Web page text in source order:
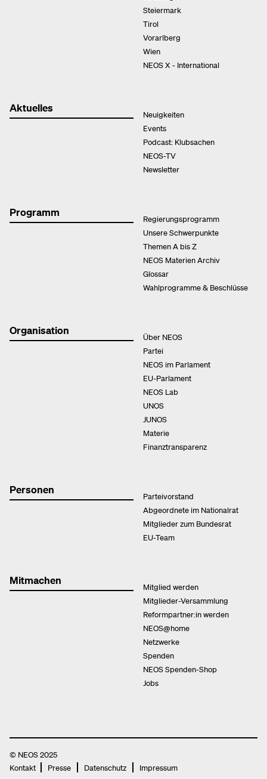
Steiermark
Tirol
Vorarlberg
Wien
NEOS X - International
Aktuelles
Neuigkeiten
Events
Podcast: Klubsachen
NEOS-TV
Newsletter
Programm
Regierungsprogramm
Unsere Schwerpunkte
Themen A bis Z
NEOS Materien Archiv
Glossar
Wahlprogramme & Beschlüsse
Organisation
Über NEOS
Partei
NEOS im Parlament
EU-Parlament
NEOS Lab
UNOS
JUNOS
Materie
Finanztransparenz
Personen
Parteivorstand
Abgeordnete im Nationalrat
Mitglieder zum Bundesrat
EU-Team
Mitmachen
Mitglied werden
Mitglieder-Versammlung
Reformpartner:in werden
NEOS@home
Netzwerke
Spenden
NEOS Spenden-Shop
Jobs
© NEOS 2025
Kontakt
Presse Datenschutz Impressum